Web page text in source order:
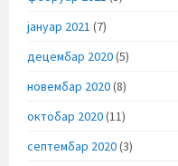
јануар 2021 (7)
децембар 2020(5)
новембар 2020(8)
октобар 2020(11)
септембар 2020(3)